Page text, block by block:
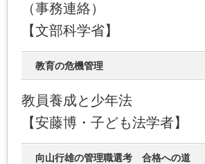
（事務連絡）
【文部科学省】
教育の危機管理
教員養成と少年法
【安藤博・子ども法学者】
向山行雄の管理職選考 合格への道